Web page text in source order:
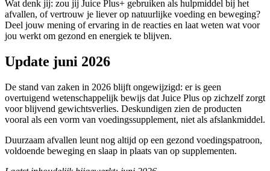
Wat denk jij: zou jij Juice Plus+ gebruiken als hulpmiddel bij het
afvallen, of vertrouw je liever op natuurlijke voeding en beweging?
Deel jouw mening of ervaring in de reacties en laat weten wat voor
jou werkt om gezond en energiek te blijven.
Update juni 2026
De stand van zaken in 2026 blijft ongewijzigd: er is geen
overtuigend wetenschappelijk bewijs dat Juice Plus op zichzelf zorgt
voor blijvend gewichtsverlies. Deskundigen zien de producten
vooral als een vorm van voedingssupplement, niet als afslankmiddel.
Duurzaam afvallen leunt nog altijd op een gezond voedingspatroon,
voldoende beweging en slaap in plaats van op supplementen.